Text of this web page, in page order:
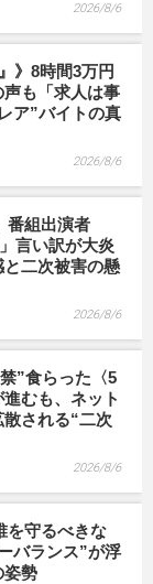
2026/8/6
》8時間3万円
も「求人は事
ア”バイトの真
2026/8/6
番組出演者
言い訳が大炎
と二次被害の懸
2026/8/6
”食らった〈5
むも、ネット
される“二次
2026/8/6
を守るべきな
バランス”が浮
姿勢